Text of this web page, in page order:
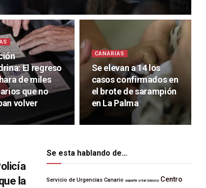
El regreso
de miles
que no
volver
CANARIAS
Se elevan a 14 los
casos confirmados en
el brote de sarampión
en La Palma
la
Se esta hablando de…
Servicio de Urgencias Canario soporte vital básico Centro